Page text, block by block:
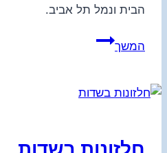
הבית ונמל תל אביב.
המשךציורי